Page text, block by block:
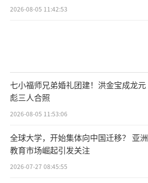
2026-08-05 11:42:53
七小福师兄弟婚礼团建！洪金宝成龙元
彪三人合照
2026-08-05 11:53:06
全球大学，开始集体向中国迁移？ 亚洲
教育市场崛起引发关注
2026-07-27 08:45:55